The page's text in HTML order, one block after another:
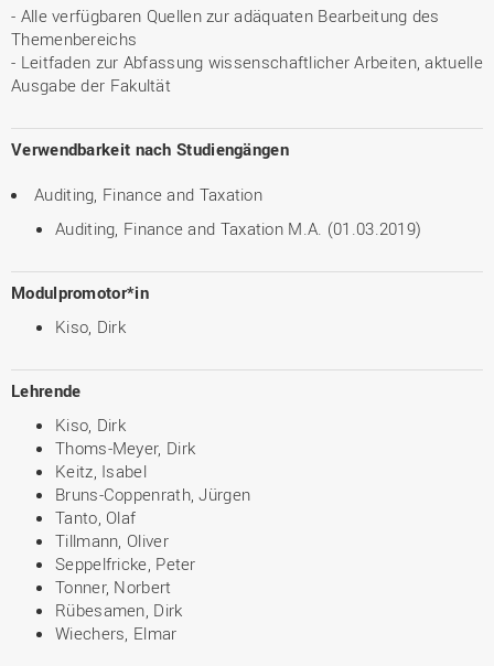
- Alle verfügbaren Quellen zur adäquaten Bearbeitung des
Themenbereichs
- Leitfaden zur Abfassung wissenschaftlicher Arbeiten, aktuelle
Ausgabe der Fakultät
Verwendbarkeit nach Studiengängen
Auditing, Finance and Taxation
Auditing, Finance and Taxation M.A. (01.03.2019)
Modulpromotor*in
Kiso, Dirk
Lehrende
Kiso, Dirk
Thoms-Meyer, Dirk
Keitz, Isabel
Bruns-Coppenrath, Jürgen
Tanto, Olaf
Tillmann, Oliver
Seppelfricke, Peter
Tonner, Norbert
Rübesamen, Dirk
Wiechers, Elmar